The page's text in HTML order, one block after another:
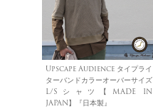
Upscape Audience タイプライ
ターバンドカラーオーバーサイズ
L/Sシャツ【MADE IN
JAPAN】『日本製』